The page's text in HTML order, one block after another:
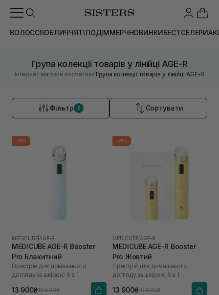
ВОЛОССЯОБЛИЧЧЯТІЛОДІММЕРЧНОВИНКИБЕСТСЕЛЕРИ
Група колекції товарів у лінійці AGE-R
Інтернет магазин косметики |Група колекції товарів у лінійці AGE-R
Фільтр 2 Сортувати
-29%
MEDICUBE AGE-R
MEDICUBE AGE-R Booster
Pro Блакитний
Пристрій для домашнього
догляду за шкірою 6 в 1
13 900₴19 500₴
-29%
MEDICUBE AGE-R
MEDICUBE AGE-R Booster
Pro Жовтий
Пристрій для домашнього
догляду за шкірою 6 в 1
13 900₴19 500₴